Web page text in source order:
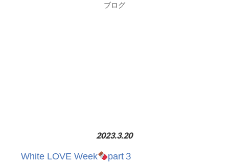
ブログ
2023.3.20
White LOVE Week part３